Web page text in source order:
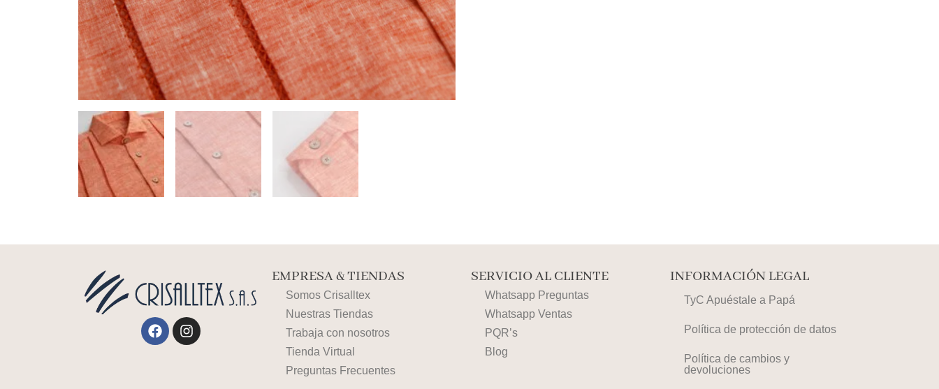
FacebookInstagram
EMPRESA & TIENDAS
Somos Crisalltex
Nuestras Tiendas
Trabaja con nosotros
Tienda Virtual
Preguntas Frecuentes
SERVICIO AL CLIENTE
Whatsapp Preguntas
Whatsapp Ventas
PQR’s
Blog
INFORMACIÓN LEGAL
TyC Apuéstale a Papá
Política de protección de datos
Política de cambios y
devoluciones